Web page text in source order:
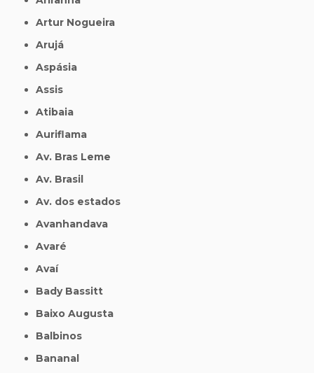
Artur Nogueira
Arujá
Aspásia
Assis
Atibaia
Auriflama
Av. Bras Leme
Av. Brasil
Av. dos estados
Avanhandava
Avaré
Avaí
Bady Bassitt
Baixo Augusta
Balbinos
Bananal